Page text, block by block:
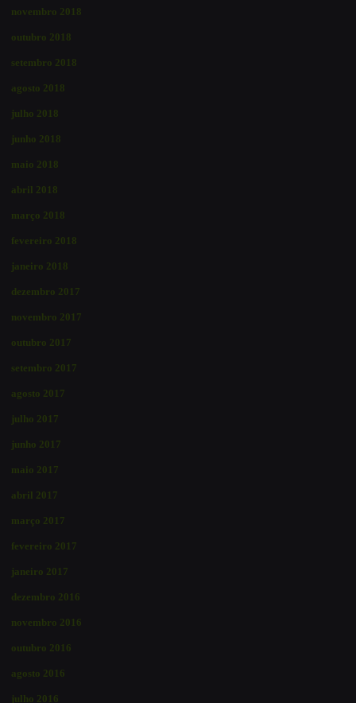
novembro 2018
outubro 2018
setembro 2018
agosto 2018
julho 2018
junho 2018
maio 2018
abril 2018
março 2018
fevereiro 2018
janeiro 2018
dezembro 2017
novembro 2017
outubro 2017
setembro 2017
agosto 2017
julho 2017
junho 2017
maio 2017
abril 2017
março 2017
fevereiro 2017
janeiro 2017
dezembro 2016
novembro 2016
outubro 2016
agosto 2016
julho 2016